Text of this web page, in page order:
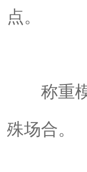
点。
称重模
殊场合。